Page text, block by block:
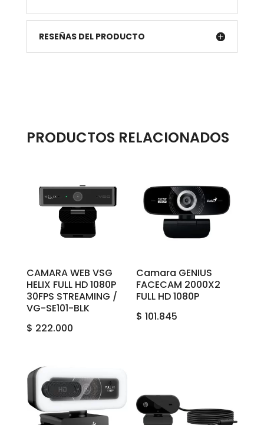
RESEÑAS DEL PRODUCTO
PRODUCTOS RELACIONADOS
CAMARA WEB VSG
HELIX FULL HD 1080P
30FPS STREAMING /
VG-SE101-BLK
$ 222.000
Camara GENIUS
FACECAM 2000X2
FULL HD 1080P
$ 101.845